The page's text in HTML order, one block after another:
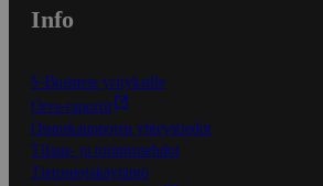
Info
S-Business yrityksille
Oiva-raportit
Osuuskauppojen yhteystiedot
Tilaus- ja toimitusehdot
Tietosuojakäytäntö